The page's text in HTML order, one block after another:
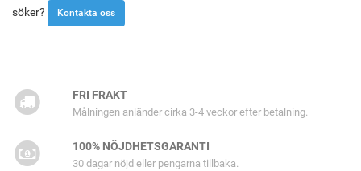
söker?
Kontakta oss
FRI FRAKT
Målningen anländer cirka 3-4 veckor efter betalning.
100% NÖJDHETSGARANTI
30 dagar nöjd eller pengarna tillbaka.